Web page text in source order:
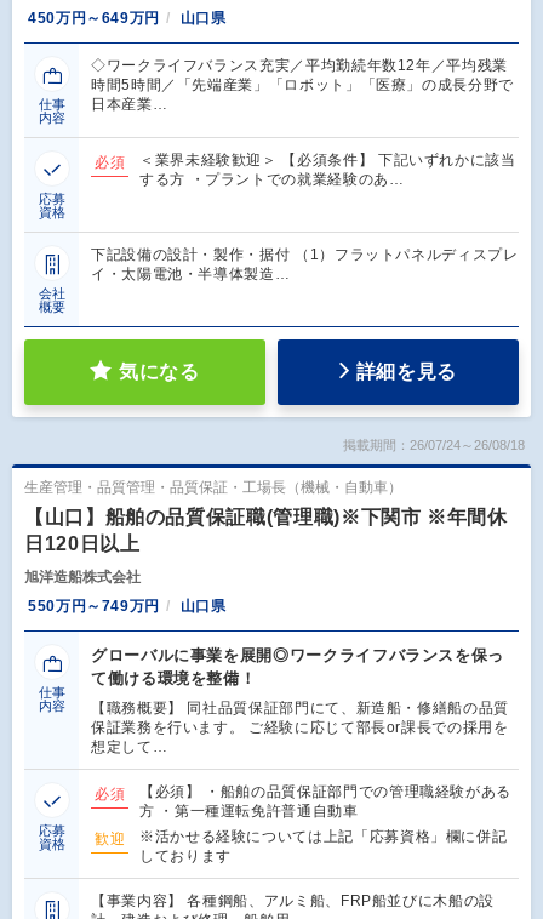
450万円～649万円
山口県
仕事
内容
◇ワークライフバランス充実／平均勤続年数12年／平均残業
時間5時間／「先端産業」「ロボット」「医療」の成長分野で
日本産業…
応募
資格
必須
＜業界未経験歓迎＞ 【必須条件】 下記いずれかに該当
する方 ・プラントでの就業経験のあ…
会社
概要
下記設備の設計・製作・据付 （1）フラットパネルディスプレ
イ・太陽電池・半導体製造…
気になる 詳細を見る
掲載期間：26/07/24～26/08/18
生産管理・品質管理・品質保証・工場長（機械・自動車）
【山口】船舶の品質保証職(管理職)※下関市 ※年間休
日120日以上
旭洋造船株式会社
550万円～749万円
山口県
仕事
内容
グローバルに事業を展開◎ワークライフバランスを保っ
て働ける環境を整備！
【職務概要】 同社品質保証部門にて、新造船・修繕船の品質
保証業務を行います。 ご経験に応じて部長or課長での採用を
想定して…
応募
資格
必須
【必須】 ・船舶の品質保証部門での管理職経験がある
方 ・第一種運転免許普通自動車
歓迎
※活かせる経験については上記「応募資格」欄に併記
しております
【事業内容】 各種鋼船、アルミ船、FRP船並びに木船の設